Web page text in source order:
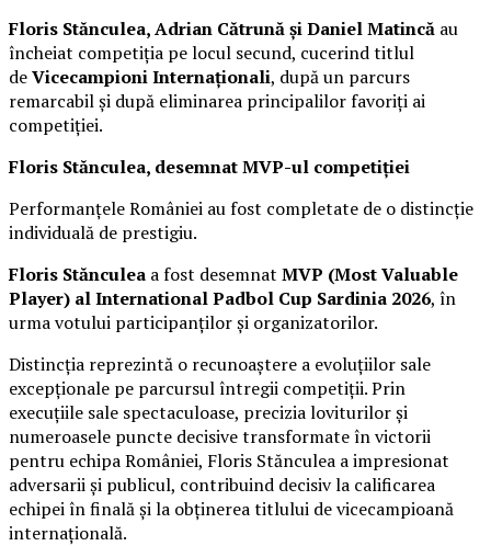
Floris Stănculea, Adrian Cătrună și Daniel Matincă au
încheiat competiția pe locul secund, cucerind titlul
deVicecampioni Internaționali, după un parcurs
remarcabil și după eliminarea principalilor favoriți ai
competiției.
Floris Stănculea, desemnat MVP-ul competiției
Performanțele României au fost completate de o distincție
individuală de prestigiu.
Floris Stănculea a fost desemnat MVP (Most Valuable
Player) al International Padbol Cup Sardinia 2026, în
urma votului participanților și organizatorilor.
Distincția reprezintă o recunoaștere a evoluțiilor sale
excepționale pe parcursul întregii competiții. Prin
execuțiile sale spectaculoase, precizia loviturilor și
numeroasele puncte decisive transformate în victorii
pentru echipa României, Floris Stănculea a impresionat
adversarii și publicul, contribuind decisiv la calificarea
echipei în finală și la obținerea titlului de vicecampioană
internațională.